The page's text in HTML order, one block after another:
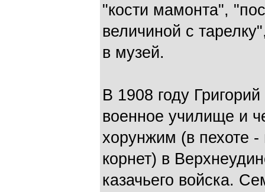
"кости мамонта",
величиной с
в музей.
В 1908 году
военное училище и
хорунжим (в пехоте -
корнет) в
казачьего войска.